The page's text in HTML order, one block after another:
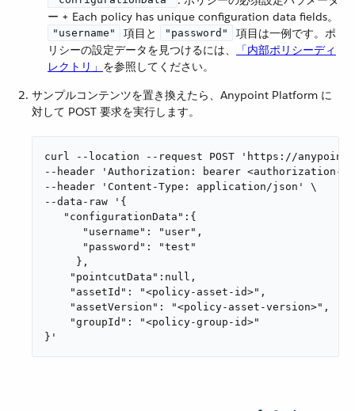
ー + Each policy has unique configuration data fields。​
"username" ​ 項目と ​ "password"
​ 項目は一例です。ポ
リシーの設定データを見つけるには、​
「内部ポリシーディ
レクトリ」 ​を参照してください。
サンプルコンテンツを置き換えたら、Anypoint Platform に
対して POST 要求を実行します。
curl --location --request POST 'https://
--header 'Authorization: bearer <authorization-
--header 'Content-Type: application/json' \
--data-raw '{
   "configurationData":{
      "username": "user",
      "password": "test"
     },
    "pointcutData":null,
    "assetId": "<policy-asset-id>",
    "assetVersion": "<policy-asset-version>",
    "groupId": "<policy-group-id>"
}'